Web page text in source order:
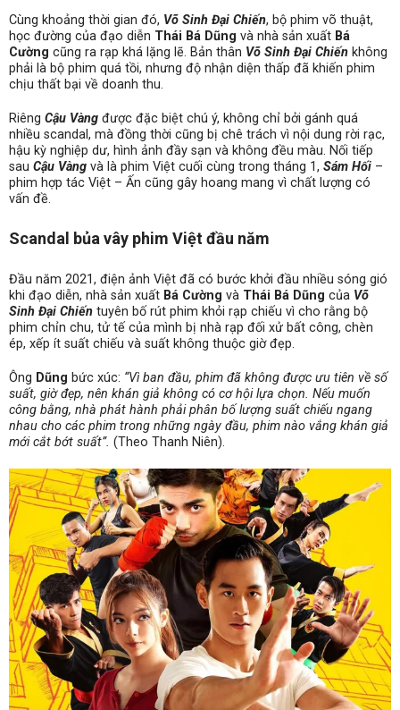
Cùng khoảng thời gian đó, Võ Sinh Đại Chiến, bộ phim võ thuật,
học đường của đạo diễn Thái Bá Dũng và nhà sản xuất Bá
Cường cũng ra rạp khá lặng lẽ. Bản thân Võ Sinh Đại Chiến không
phải là bộ phim quá tồi, nhưng độ nhận diện thấp đã khiến phim
chịu thất bại về doanh thu.
Riêng Cậu Vàng được đặc biệt chú ý, không chỉ bởi gánh quá
nhiều scandal, mà đồng thời cũng bị chê trách vì nội dung rời rạc,
hậu kỳ nghiệp dư, hình ảnh đầy sạn và không đều màu. Nối tiếp
sau Cậu Vàng và là phim Việt cuối cùng trong tháng 1, Sám Hối –
phim hợp tác Việt – Ấn cũng gây hoang mang vì chất lượng có
vấn đề.
Scandal bủa vây phim Việt đầu năm
Đầu năm 2021, điện ảnh Việt đã có bước khởi đầu nhiều sóng gió
khi đạo diễn, nhà sản xuất Bá Cường và Thái Bá Dũng của Võ
Sinh Đại Chiến tuyên bố rút phim khỏi rạp chiếu vì cho rằng bộ
phim chỉn chu, tử tế của mình bị nhà rạp đối xử bất công, chèn
ép, xếp ít suất chiếu và suất không thuộc giờ đẹp.
Ông Dũng bức xúc: “Vì ban đầu, phim đã không được ưu tiên về số
suất, giờ đẹp, nên khán giả không có cơ hội lựa chọn. Nếu muốn
công bằng, nhà phát hành phải phân bố lượng suất chiếu ngang
nhau cho các phim trong những ngày đầu, phim nào vắng khán giả
mới cắt bớt suất”. (Theo Thanh Niên).